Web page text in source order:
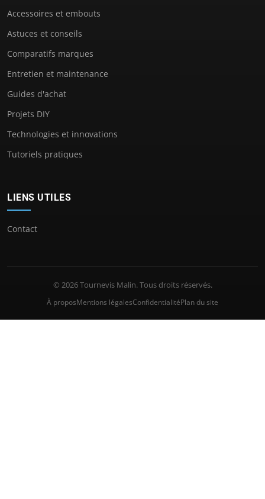
Accessoires et embouts
Astuces et conseils
Comparatifs marques
Entretien et maintenance
Guides d'achat
Projets DIY
Technologies et innovations
Tutoriels pratiques
LIENS UTILES
Contact
© 2026 Tournevis Malin. Tous droits réservés.
À proposMentions légalesConfidentialitéPlan du site